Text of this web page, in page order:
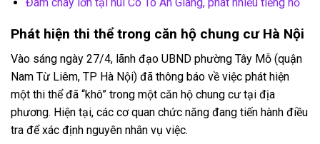
Phát hiện thi thể trong căn hộ chung cư Hà Nội
Vào sáng ngày 27/4, lãnh đạo UBND phường Tây Mỗ (quận
Nam Từ Liêm, TP Hà Nội) đã thông báo về việc phát hiện
một thi thể đã “khô” trong một căn hộ chung cư tại địa
phương. Hiện tại, các cơ quan chức năng đang tiến hành điều
tra để xác định nguyên nhân vụ việc.